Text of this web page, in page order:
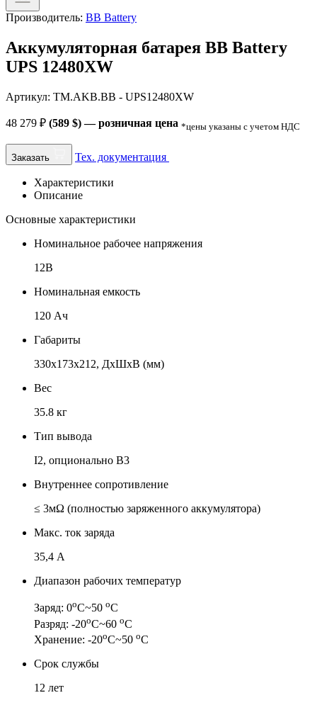
Производитель: BB Battery
Аккумуляторная батарея BB Battery
UPS 12480XW
Артикул: TM.AKB.BB - UPS12480XW
48 279 ₽ (589 $) — розничная цена *цены указаны с учетом НДС
Заказать Тех. документация
Характеристики
Описание
Основные характеристики
Номинальное рабочее напряжения
12В
Номинальная емкость
120 Ач
Габариты
330х173х212, ДхШхВ (мм)
Вес
35.8 кг
Тип вывода
I2, опционально В3
Внутреннее сопротивление
≤ 3мΩ (полностью заряженного аккумулятора)
Макс. ток заряда
35,4 А
Диапазон рабочих температур
Заряд: 0оС~50 оС
Разряд: -20оС~60 оС
Хранение: -20оС~50 оС
Срок службы
12 лет